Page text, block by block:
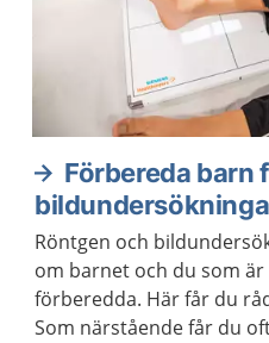
Förbereda barn
Röntgen och
om barnet och du som
förberedda. Här får du
Som närstående får du